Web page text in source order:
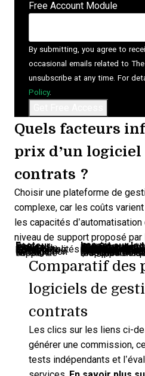
Free Account Module
By submitting, you agree to
occasional emails related to The
unsubscribe at any time. For
Policy.
Quels facteurs
prix d’un logiciel
contrats ?
Choisir une plateforme de
complexe, car les coûts
les capacités
niveau de support proposé par
Facteur
Impact sur la
Places incluses Plus il y a de types ou de volume de contrats, plus le coût augmente : 100–500 $ par mois dus au stockage des documents.
Étapes du cycle Plus d’étapes dans votre cycle = coût en hausse, soit 20–100 $ supplémentaires chaque mois.
Fonctionnalités de reporting Des rapports avancés et des fonctions (tableaux de bord, extraction de données) peuvent ajouter 50–200 $ par mois.
Volume de contrats Plus de types ou de volume de contrats
Besoins d’intégration Prévoyez 50–200 $ par mois
Niveau de support Un support client premium ou un responsable dédié peut
Comparatif des
logiciels de
contrats
Les clics sur les liens ci-
générer une commission,
tests indépendants et